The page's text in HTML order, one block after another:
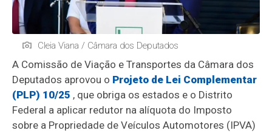
Cleia Viana / Câmara dos Deputados
A Comissão de Viação e Transportes da Câmara dos
Deputados aprovou o Projeto de Lei Complementar
(PLP) 10/25 , que obriga os estados e o Distrito
Federal a aplicar redutor na alíquota do Imposto
sobre a Propriedade de Veículos Automotores (IPVA)